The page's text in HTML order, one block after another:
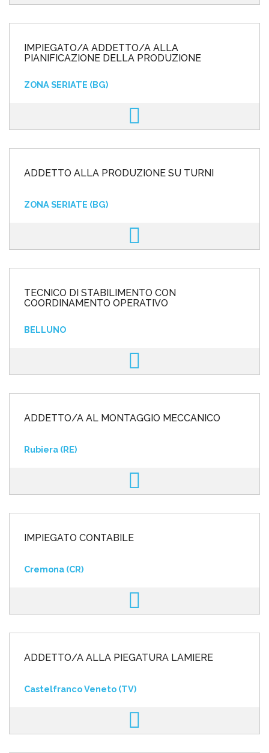
IMPIEGATO/A ADDETTO/A ALLA
PIANIFICAZIONE DELLA PRODUZIONE
ZONA SERIATE (BG)
ADDETTO ALLA PRODUZIONE SU TURNI
ZONA SERIATE (BG)
TECNICO DI STABILIMENTO CON
COORDINAMENTO OPERATIVO
BELLUNO
ADDETTO/A AL MONTAGGIO MECCANICO
Rubiera (RE)
IMPIEGATO CONTABILE
Cremona (CR)
ADDETTO/A ALLA PIEGATURA LAMIERE
Castelfranco Veneto (TV)